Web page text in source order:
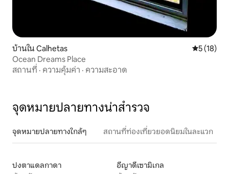
บ้านใน Calhetas คะแนนเฉลี่
5 (18)
Ocean Dreams Place
สถานที่ · ความคุ้มค่า · ความสะอาด
จุดหมายปลายทางน่าสำรวจ
จุดหมายปลายทางใกล้ๆ สถานที่ท่องเที่ยวยอดนิยมในละแวก
ปงตาแดลกาดา
อีญาดีเซามิเกล